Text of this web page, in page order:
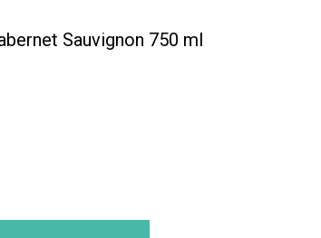
Sauvignon 750 ml